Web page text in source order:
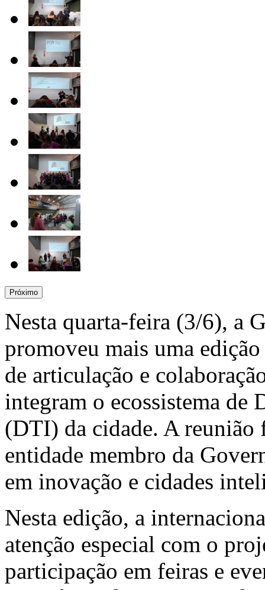
Próximo
Nesta quarta-feira (3/6), a
promoveu mais uma
de articulação e
integram o ecossistema
(DTI) da cidade. A reunião
entidade membro da
em inovação e cidades
Nesta edição, a
atenção especial com o
participação em feiras e